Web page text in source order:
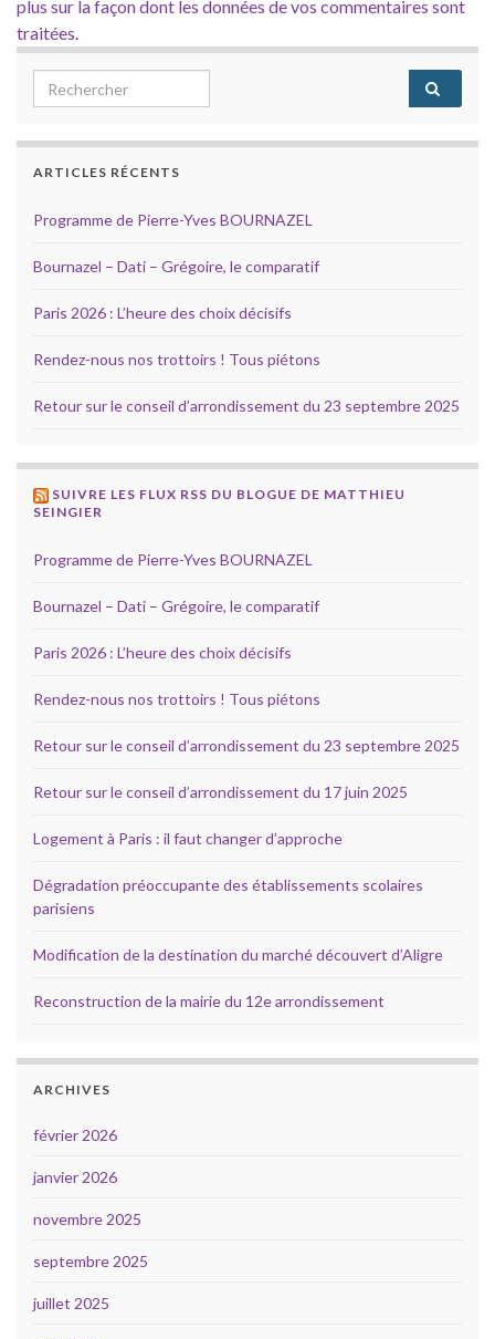
plus sur la façon dont les données de vos commentaires sont
traitées.
Search for:
ARTICLES RÉCENTS
Programme de Pierre-Yves BOURNAZEL
Bournazel – Dati – Grégoire, le comparatif
Paris 2026 : L’heure des choix décisifs
Rendez-nous nos trottoirs ! Tous piétons
Retour sur le conseil d’arrondissement du 23 septembre 2025
SUIVRE LES FLUX RSS DU BLOGUE DE MATTHIEU
SEINGIER
Programme de Pierre-Yves BOURNAZEL
Bournazel – Dati – Grégoire, le comparatif
Paris 2026 : L’heure des choix décisifs
Rendez-nous nos trottoirs ! Tous piétons
Retour sur le conseil d’arrondissement du 23 septembre 2025
Retour sur le conseil d’arrondissement du 17 juin 2025
Logement à Paris : il faut changer d’approche
Dégradation préoccupante des établissements scolaires
parisiens
Modification de la destination du marché découvert d’Aligre
Reconstruction de la mairie du 12e arrondissement
ARCHIVES
février 2026
janvier 2026
novembre 2025
septembre 2025
juillet 2025